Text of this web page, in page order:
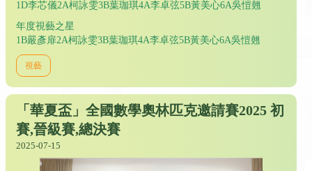
1D李芯儀2A柯詠雯3B葉珈琪4A李卓弦5B黃美心6A吳愷翹
年度視藝之星
1B嚴彥扉2A柯詠雯3B葉珈琪4A李卓弦5B黃美心6A吳愷翹
視藝
「華夏盃」全國數學奧林匹克邀請賽2025 初
賽,晉級賽,總決賽
2025-07-15